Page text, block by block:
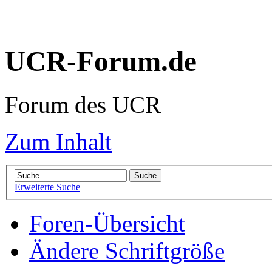
UCR-Forum.de
Forum des UCR
Zum Inhalt
Erweiterte Suche
Foren-Übersicht
Ändere Schriftgröße